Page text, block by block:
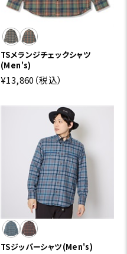
TSメランジチェックシャツ
(Men's)
¥13,860 （税込）
TSジッパーシャツ(Men's)